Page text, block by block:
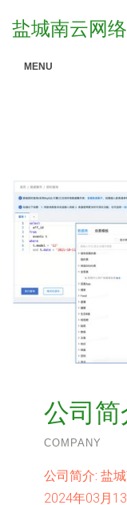
盐城南云网
MENU
公司简
COMPANY
公司简介: 盐
2024年03月